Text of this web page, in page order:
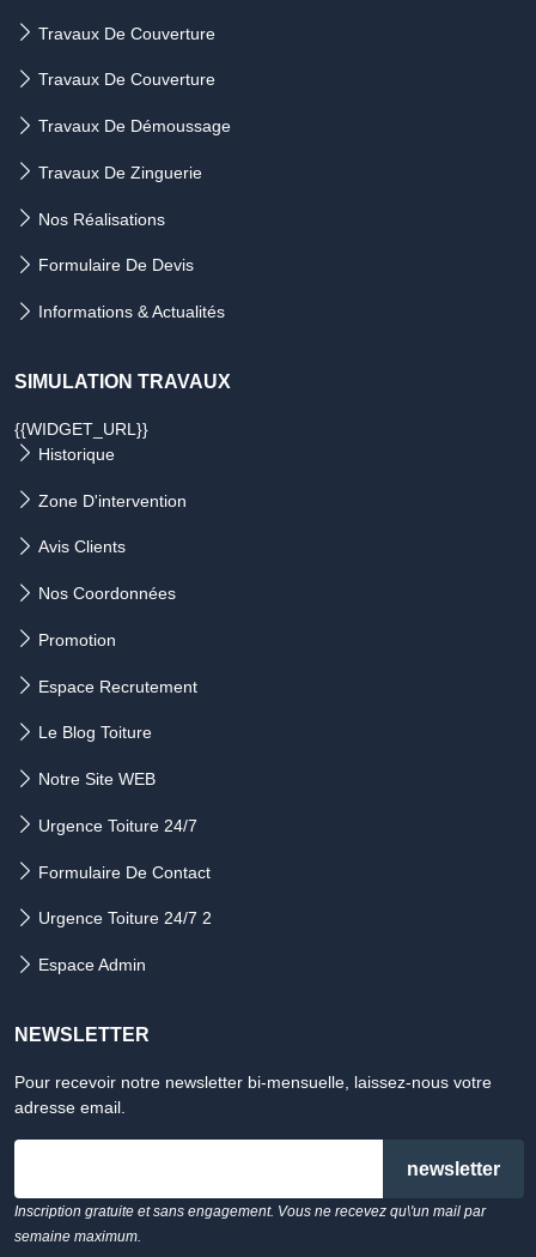
Travaux De Couverture
Travaux De Couverture
Travaux De Démoussage
Travaux De Zinguerie
Nos Réalisations
Formulaire De Devis
Informations & Actualités
SIMULATION TRAVAUX
{{WIDGET_URL}}
Historique
Zone D'intervention
Avis Clients
Nos Coordonnées
Promotion
Espace Recrutement
Le Blog Toiture
Notre Site WEB
Urgence Toiture 24/7
Formulaire De Contact
Urgence Toiture 24/7 2
Espace Admin
NEWSLETTER
Pour recevoir notre newsletter bi-mensuelle, laissez-nous votre
adresse email.
Inscription gratuite et sans engagement. Vous ne recevez qu\'un mail par
semaine maximum.